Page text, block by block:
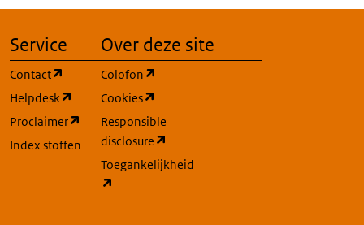
3.2.23 Saneren van de bodem
3.3Complexe bedrijven
3.3.2
Grootschalige
Energieopwekking
Raffinaderij
Service
Contact
(opent in een nieuw tabblad)
Helpdesk
(opent in een nieuw tabblad)
Proclaimer
(opent in een nieuw tabblad)
Index stoffen
Over deze site
Colofon
Cookies
Responsible
disclosure
Toegankelijkheid